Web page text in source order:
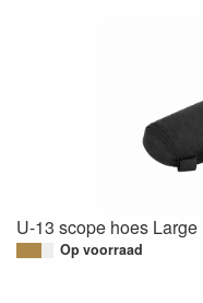
U-13 scope hoes Large
Op voorraad